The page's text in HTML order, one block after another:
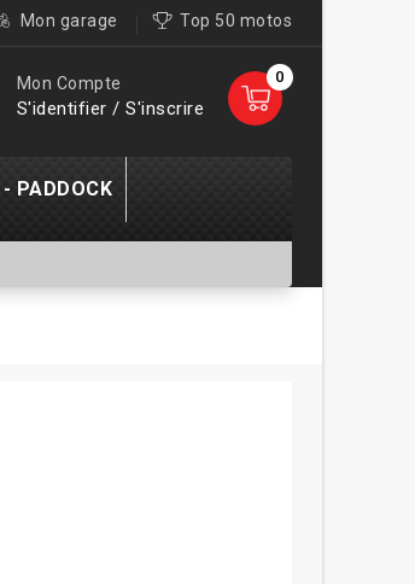
Mon garage Top 50 motos
0
Mon Compte
S'identifier / S'inscrire
PADDOCK